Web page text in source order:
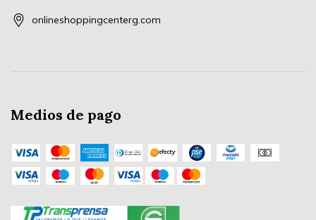
onlineshoppingcenterg.com
Medios de pago